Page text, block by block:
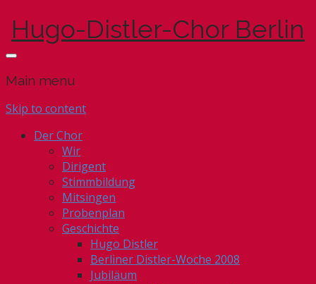
Hugo-Distler-Chor Berlin
Main menu
Skip to content
Der Chor
Wir
Dirigent
Stimmbildung
Mitsingen
Probenplan
Geschichte
Hugo Distler
Berliner Distler-Woche 2008
Jubiläum